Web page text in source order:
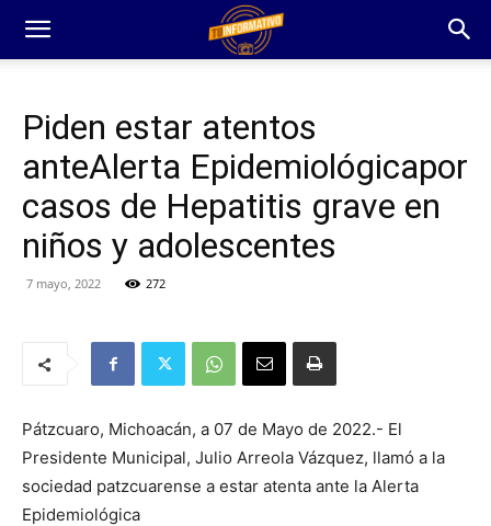
Piden estar atentos
anteAlerta Epidemiológicapor
casos de Hepatitis grave en
niños y adolescentes
7 mayo, 2022 272
Pátzcuaro, Michoacán, a 07 de Mayo de 2022.- El
Presidente Municipal, Julio Arreola Vázquez, llamó a la
sociedad patzcuarense a estar atenta ante la Alerta
Epidemiológica